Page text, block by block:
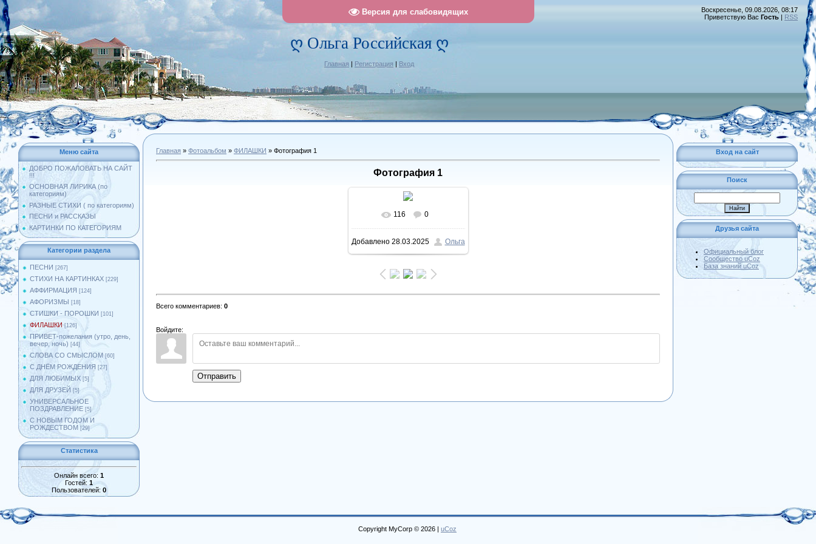
Версия для слабовидящих
ღ Ольга Российская ღ
Главная | Регистрация | Вход
Воскресенье, 09.08.2026, 08:17
Приветствую Вас Гость | RSS
Меню сайта
ДОБРО ПОЖАЛОВАТЬ НА САЙТ
!!!
ОСНОВНАЯ ЛИРИКА (по
категориям)
РАЗНЫЕ СТИХИ ( по категориям)
ПЕСНИ и РАССКАЗЫ
КАРТИНКИ ПО КАТЕГОРИЯМ
Категории раздела
ПЕСНИ [267]
СТИХИ НА КАРТИНКАХ [229]
АФФИРМАЦИЯ [124]
АФОРИЗМЫ [18]
СТИШКИ - ПОРОШКИ [101]
ФИЛАШКИ [126]
ПРИВЕТ-пожелания (утро, день,
вечер, ночь) [44]
СЛОВА СО СМЫСЛОМ [60]
С ДНЁМ РОЖДЕНИЯ [27]
ДЛЯ ЛЮБИМЫХ [5]
ДЛЯ ДРУЗЕЙ [5]
УНИВЕРСАЛЬНОЕ
ПОЗДРАВЛЕНИЕ [5]
С НОВЫМ ГОДОМ И
РОЖДЕСТВОМ [29]
Статистика
Онлайн всего: 1
Гостей: 1
Пользователей: 0
Главная » Фотоальбом » ФИЛАШКИ » Фотография 1
Фотография 1
В реальном размере
1030x1233/ 202.9Kb
116 0
Добавлено28.03.2025 Ольга
Всего комментариев: 0
Войдите:
Отправить
Вход на сайт
Поиск
Друзья сайта
Официальный блог
Сообщество uCoz
База знаний uCoz
Copyright MyCorp © 2026 | uCoz